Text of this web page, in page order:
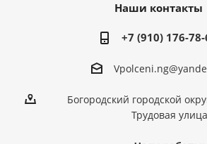
Наши контакты
+7 (910) 176-78-
Богородский городской
Трудовая улица